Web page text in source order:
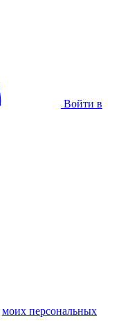
Войти в
моих персональных